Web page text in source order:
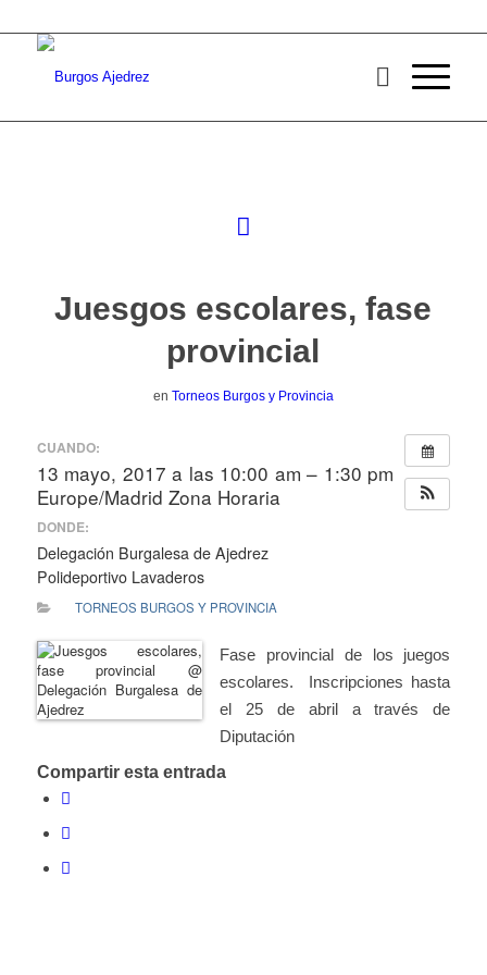
Juesgos escolares, fase
provincial
en Torneos Burgos y Provincia
CUANDO:
13 mayo, 2017 a las 10:00 am – 1:30 pm
Europe/Madrid Zona Horaria
DONDE:
Delegación Burgalesa de Ajedrez
Polideportivo Lavaderos
TORNEOS BURGOS Y PROVINCIA
Fase provincial de los juegos
escolares. Inscripciones hasta
el 25 de abril a través de
Diputación
Compartir esta entrada